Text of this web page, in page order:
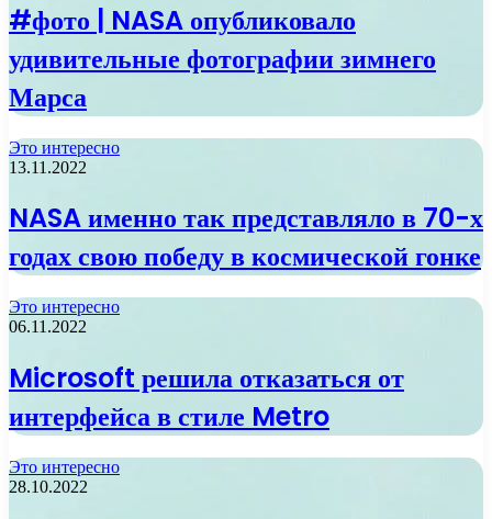
#фото | NASA опубликовало
удивительные фотографии зимнего
Марса
Это интересно
13.11.2022
NASA именно так представляло в 70-х
годах свою победу в космической гонке
Это интересно
06.11.2022
Microsoft решила отказаться от
интерфейса в стиле Metro
Это интересно
28.10.2022